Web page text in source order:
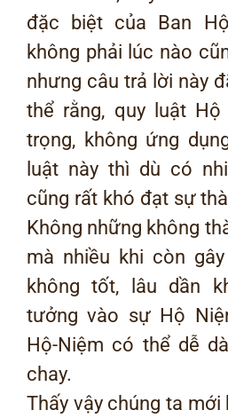
đặc biệt của Ban
không phải lúc nào
nhưng câu trả lời này
thể rằng, quy luật
trọng, không ứng
luật này thì dù có
cũng rất khó đạt sự
Không những không
mà nhiều khi còn
không tốt, lâu dần
tưởng vào sự Hộ
Hộ-Niệm có thể dễ
chay.
Thấy vậy chúng ta mới